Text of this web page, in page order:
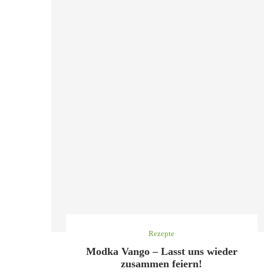
Rezepte
Modka Vango – Lasst uns wieder
zusammen feiern!